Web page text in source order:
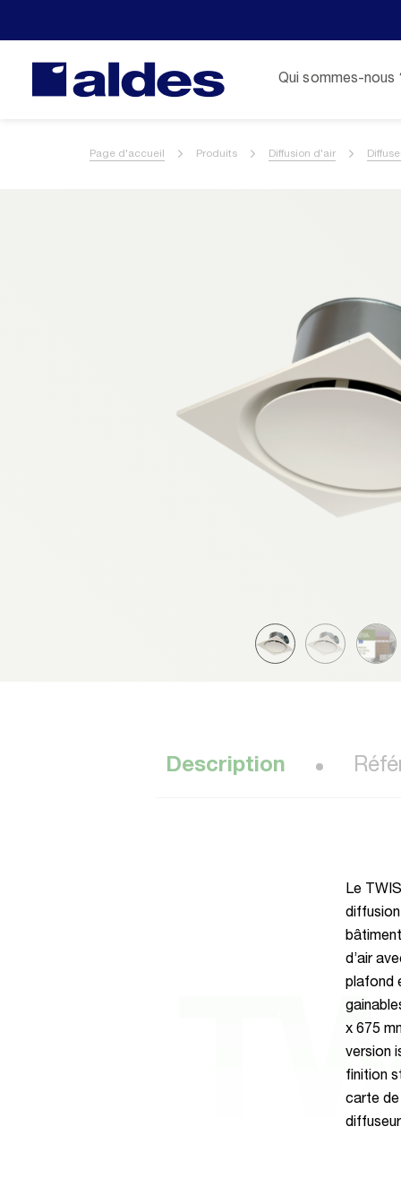
Qui sommes-nous
Page d'accueil Produits Diffusion d'air
Description
Le
d’air
plafond
x 675
version
finition
carte